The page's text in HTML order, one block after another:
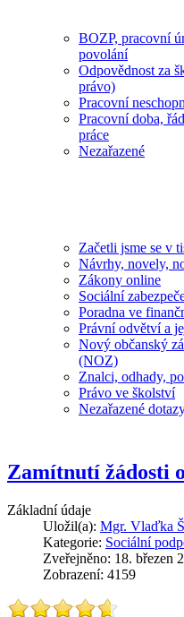
BOZP, pracovní
povolání
Odpovědnost za
právo)
Pracovní
Pracovní doba,
práce
Nezařazené
Začetli jsme se v
Návrhy, novely,
Zákony online
Sociální
Poradna ve
Právní odvětví a
Nový občanský
(NOZ)
Znalci, odhady,
Právo ve školství
Nezařazené
Zamítnutí žádosti
Základní údaje
Uložil(a): Mgr. Vlaďka
Kategorie: Sociální
Zveřejněno: 18. březen
Zobrazení: 4159